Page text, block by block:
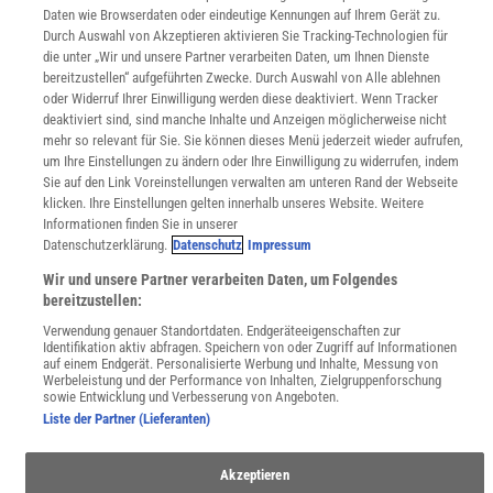
Wissenschaft in die Schulen
SciLogs
Uns finden Sie auch hier:
Daten wie Browserdaten oder eindeutige Kennungen auf Ihrem Gerät zu.
Durch Auswahl von Akzeptieren aktivieren Sie Tracking-Technologien für
die unter „Wir und unsere Partner verarbeiten Daten, um Ihnen Dienste
bereitzustellen“ aufgeführten Zwecke. Durch Auswahl von Alle ablehnen
oder Widerruf Ihrer Einwilligung werden diese deaktiviert. Wenn Tracker
deaktiviert sind, sind manche Inhalte und Anzeigen möglicherweise nicht
mehr so relevant für Sie. Sie können dieses Menü jederzeit wieder aufrufen,
um Ihre Einstellungen zu ändern oder Ihre Einwilligung zu widerrufen, indem
Sie auf den Link Voreinstellungen verwalten am unteren Rand der Webseite
klicken. Ihre Einstellungen gelten innerhalb unseres Website. Weitere
Informationen finden Sie in unserer
Datenschutzerklärung. Datenschutz Impressum
Wir und unsere Partner verarbeiten Daten, um Folgendes
bereitzustellen:
Verwendung genauer Standortdaten. Endgeräteeigenschaften zur
Identifikation aktiv abfragen. Speichern von oder Zugriff auf Informationen
auf einem Endgerät. Personalisierte Werbung und Inhalte, Messung von
Werbeleistung und der Performance von Inhalten, Zielgruppenforschung
sowie Entwicklung und Verbesserung von Angeboten.
Liste der Partner (Lieferanten)
Akzeptieren